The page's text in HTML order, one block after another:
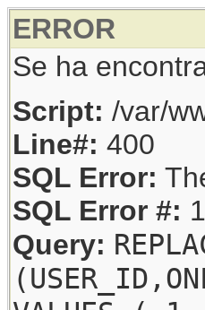
ERROR
Se ha
Script: /var/
Line#: 400
SQL Error:
SQL Error #:
Query: